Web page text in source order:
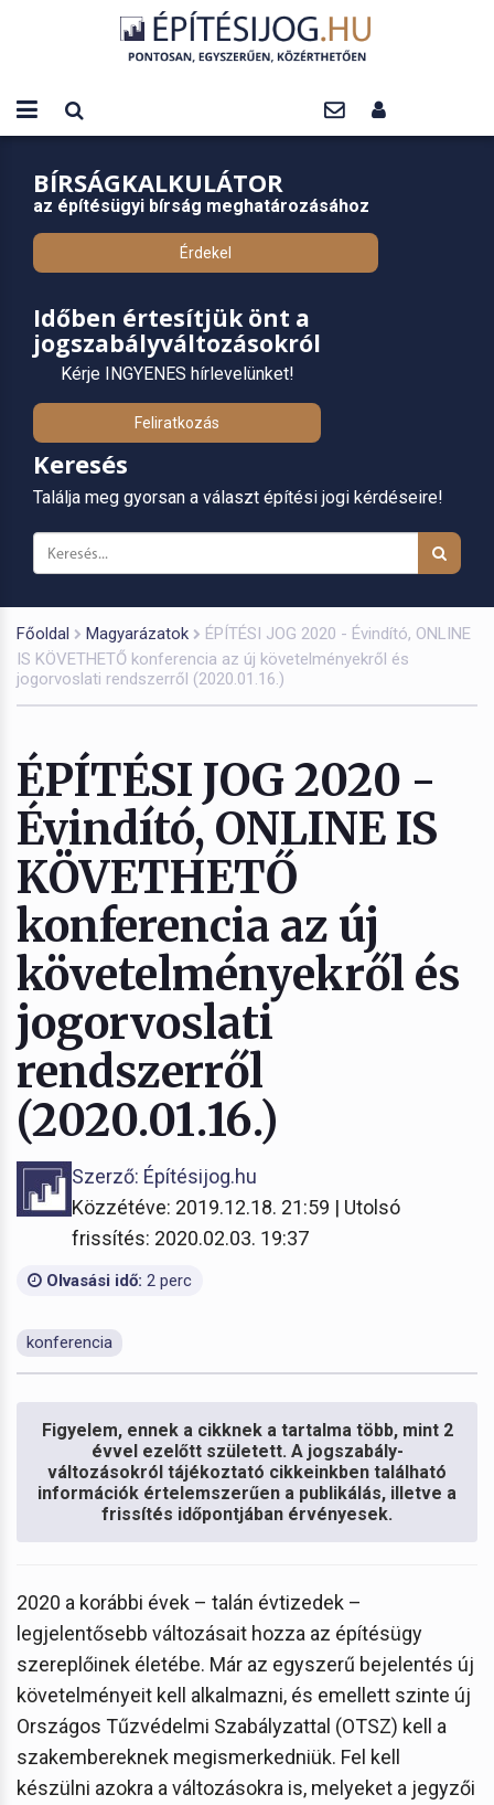
BÍRSÁGKALKULÁTOR
az építésügyi bírság meghatározásához
Érdekel
Időben értesítjük önt a
jogszabályváltozásokról
Kérje INGYENES hírlevelünket!
Feliratkozás
Keresés
Találja meg gyorsan a választ építési jogi kérdéseire!
Főoldal Magyarázatok
ÉPÍTÉSI JOG 2020 - Évindító, ONLINE
IS KÖVETHETŐ konferencia az új követelményekről és
jogorvoslati rendszerről (2020.01.16.)
ÉPÍTÉSI JOG 2020 -
Évindító, ONLINE IS
KÖVETHETŐ
konferencia az új
követelményekről és
jogorvoslati
rendszerről
(2020.01.16.)
Szerző: Építésijog.hu
Közzétéve: 2019.12.18. 21:59 | Utolsó
frissítés: 2020.02.03. 19:37
Olvasási idő: 2 perc
konferencia
Figyelem, ennek a cikknek a tartalma több, mint 2
évvel ezelőtt született. A jogszabály-
változásokról tájékoztató cikkeinkben található
információk értelemszerűen a publikálás, illetve a
frissítés időpontjában érvényesek.
2020 a korábbi évek – talán évtizedek –
legjelentősebb változásait hozza az építésügy
szereplőinek életébe. Már az egyszerű bejelentés új
követelményeit kell alkalmazni, és emellett szinte új
Országos Tűzvédelmi Szabályzattal (OTSZ) kell a
szakembereknek megismerkedniük. Fel kell
készülni azokra a változásokra is, melyeket a jegyzői